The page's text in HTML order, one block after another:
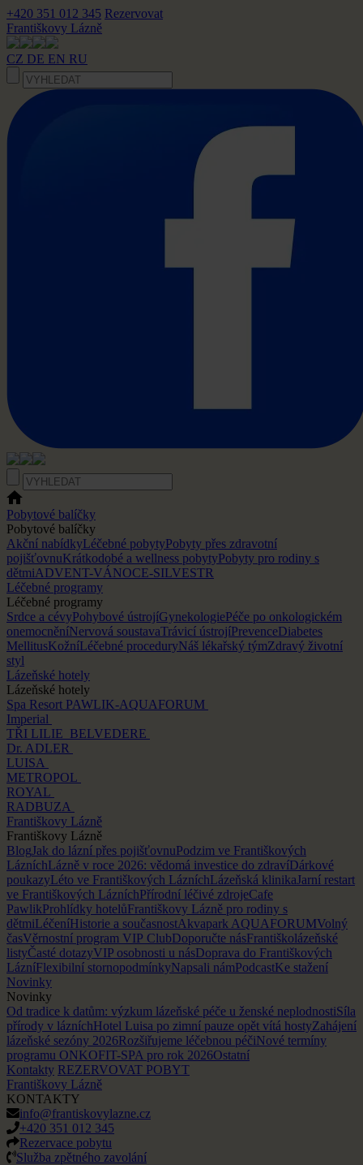
+420 351 012 345 Rezervovat
Františkovy Lázně
CZ DE EN RU
Pobytové balíčky
Pobytové balíčky
Akční nabídkyLéčebné pobytyPobyty přes zdravotní
pojišťovnuKrátkodobé a wellness pobytyPobyty pro rodiny s
dětmiADVENT-VÁNOCE-SILVESTR
Léčebné programy
Léčebné programy
Srdce a cévyPohybové ústrojíGynekologiePéče po onkologickém
onemocněníNervová soustavaTrávicí ústrojíPrevenceDiabetes
MellitusKožníLéčebné proceduryNáš lékařský týmZdravý životní
styl
Lázeňské hotely
Lázeňské hotely
Spa Resort PAWLIK-AQUAFORUM
Imperial
TŘI LILIE BELVEDERE
Dr. ADLER
LUISA
METROPOL
ROYAL
RADBUZA
Františkovy Lázně
Františkovy Lázně
BlogJak do lázní přes pojišťovnuPodzim ve Františkových
LázníchLázně v roce 2026: vědomá investice do zdravíDárkové
poukazyLéto ve Františkových LázníchLázeňská klinikaJarní restart
ve Františkových LázníchPřírodní léčivé zdrojeCafe
PawlikProhlídky hotelůFrantiškovy Lázně pro rodiny s
dětmiLéčeníHistorie a současnostAkvapark AQUAFORUMVolný
časVěrnostní program VIP ClubDoporučte násFrantiškolázeňské
listyČasté dotazyVIP osobnosti u násDoprava do Františkových
LázníFlexibilní stornopodmínkyNapsali námPodcastKe stažení
Novinky
Novinky
Od tradice k datům: výzkum lázeňské péče u ženské neplodnostiSíla
přírody v lázníchHotel Luisa po zimní pauze opět vítá hostyZahájení
lázeňské sezóny 2026Rozšiřujeme léčebnou péčiNové termíny
programu ONKOFIT-SPA pro rok 2026Ostatní
Kontakty REZERVOVAT POBYT
Františkovy Lázně
KONTAKTY
info@frantiskovylazne.cz
+420 351 012 345
Rezervace pobytu
Služba zpětného zavolání